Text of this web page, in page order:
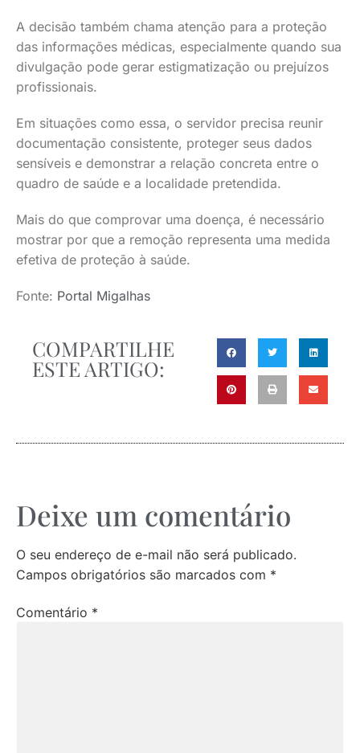
A decisão também chama atenção para a proteção
das informações médicas, especialmente quando sua
divulgação pode gerar estigmatização ou prejuízos
profissionais.
Em situações como essa, o servidor precisa reunir
documentação consistente, proteger seus dados
sensíveis e demonstrar a relação concreta entre o
quadro de saúde e a localidade pretendida.
Mais do que comprovar uma doença, é necessário
mostrar por que a remoção representa uma medida
efetiva de proteção à saúde.
Fonte: Portal Migalhas
COMPARTILHE
ESTE ARTIGO:
Deixe um comentário
O seu endereço de e-mail não será publicado.
Campos obrigatórios são marcados com *
Comentário *